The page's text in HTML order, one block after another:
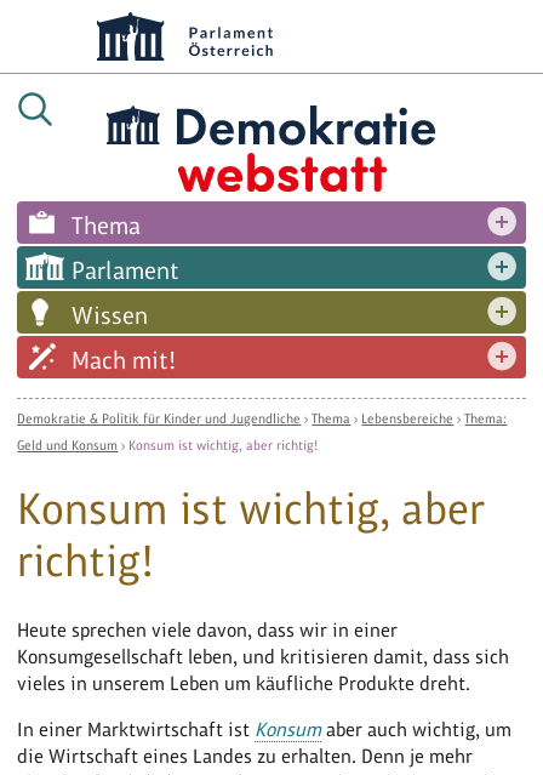
Thema
Parlament
Wissen
Mach mit!
Demokratie & Politik für Kinder und Jugendliche ›Thema › Lebensbereiche ›Thema:
Geld und Konsum › Konsum ist wichtig, aber richtig!
Konsum ist wichtig, aber
richtig!
Heute sprechen viele davon, dass wir in einer
Konsumgesellschaft leben, und kritisieren damit, dass sich
vieles in unserem Leben um käufliche Produkte dreht.
In einer Marktwirtschaft ist Konsumaber auch wichtig, um
die Wirtschaft eines Landes zu erhalten. Denn je mehr